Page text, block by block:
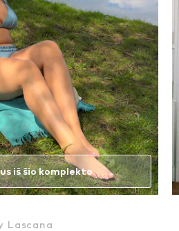
iš šio komplekto
Lascana